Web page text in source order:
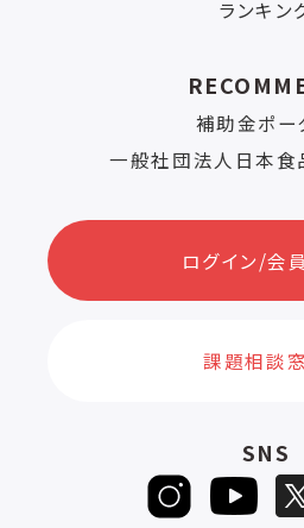
ランキン
補助金ポー
一般社団法人日本食
ログイン/会
課題相談
SNS